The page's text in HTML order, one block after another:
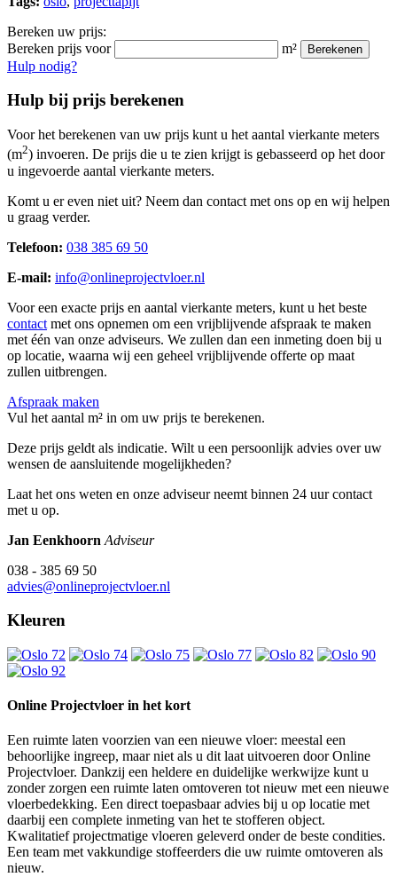
Bereken uw prijs:
Bereken prijs voor
m² Berekenen
Hulp nodig?
Hulp bij prijs berekenen
Voor het berekenen van uw prijs kunt u het aantal vierkante meters
(m2) invoeren. De prijs die u te zien krijgt is gebasseerd op het door
u ingevoerde aantal vierkante meters.
Komt u er even niet uit? Neem dan contact met ons op en wij helpen
u graag verder.
Telefoon: 038 385 69 50
E-mail: info@onlineprojectvloer.nl
Voor een exacte prijs en aantal vierkante meters, kunt u het beste
contact met ons opnemen om een vrijblijvende afspraak te maken
met één van onze adviseurs. We zullen dan een inmeting doen bij u
op locatie, waarna wij een geheel vrijblijvende offerte op maat
zullen uitbrengen.
Afspraak maken
Vul het aantal m² in om uw prijs te berekenen.
Deze prijs geldt als indicatie. Wilt u een persoonlijk advies over uw
wensen de aansluitende mogelijkheden?
Laat het ons weten en onze adviseur neemt binnen 24 uur contact
met u op.
Jan Eenkhoorn Adviseur
038 - 385 69 50
advies@onlineprojectvloer.nl
Kleuren
Online Projectvloer in het kort
Een ruimte laten voorzien van een nieuwe vloer: meestal een
behoorlijke ingreep, maar niet als u dit laat uitvoeren door Online
Projectvloer. Dankzij een heldere en duidelijke werkwijze kunt u
zonder zorgen een ruimte laten omtoveren tot nieuw met een nieuwe
vloerbedekking. Een direct toepasbaar advies bij u op locatie met
daarbij een complete inmeting van het te stofferen object.
Kwalitatief projectmatige vloeren geleverd onder de beste condities.
Een team met vakkundige stoffeerders die uw ruimte omtoveren als
nieuw.